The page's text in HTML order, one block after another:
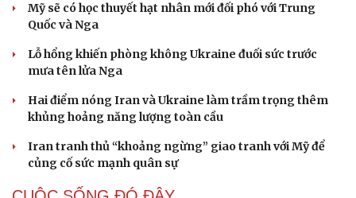
Du lịch
Săn Tour
check-in
Đọc truyện đêm
Vai trò của phẫu thuật chuyển hóa trong điều trị
béo phì
Chiết xuất đậu đen mang lại lợi ích gì cho sức khỏe, làn
da?
Tuổi 70 uống 5 loại thuốc mỗi ngày: Giá như chuẩn bị từ
tuổi 40
Tại sao cần cấm kinh doanh khí N2O (khí cười) ngoài
mục đích y tế?